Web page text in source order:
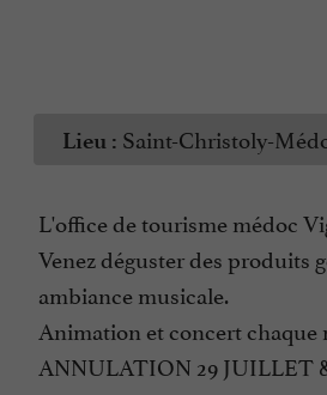
Lieu : Saint-Christoly-
L'office de tourisme médoc
Venez déguster des produits
ambiance musicale.
Animation et concert chaque
ANNULATION 29 JUILLET